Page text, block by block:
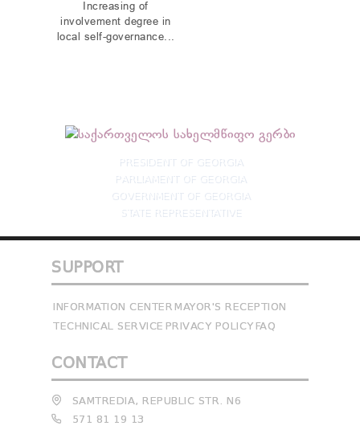
Increasing of
involvement degree in
local self-governance...
PRESIDENT OF GEORGIA
PARLIAMENT OF GEORGIA
GOVERNMENT OF GEORGIA
STATE REPRESENTATIVE
SUPPORT
INFORMATION CENTER MAYOR'S RECEPTION
TECHNICAL SERVICE PRIVACY POLICY FAQ
CONTACT
SAMTREDIA, REPUBLIC STR. N6
571 81 19 13